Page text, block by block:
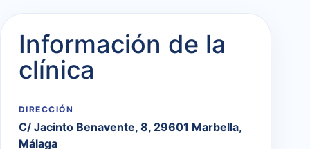
Información de la
clínica
DIRECCIÓN
C/ Jacinto Benavente, 8, 29601 Marbella,
Málaga